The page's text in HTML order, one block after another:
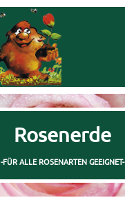
Rosenerde
-FÜR ALLE ROSENARTEN GEEIGNET-